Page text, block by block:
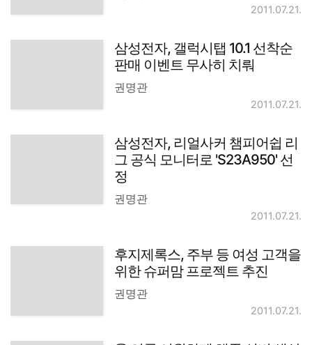
2011.07.21.
삼성전자, 갤럭시탭 10.1 선착순
판매 이벤트 무사히 치뤄
권명관
2011.07.21.
삼성전자, 리얼사커 챔피어쉽 리
그 공식 모니터로 'S23A950' 선
정
권명관
2011.07.21.
후지제록스, 주부 등 여성 고객을
위한 슈퍼맘 프로젝트 추진
권명관
2011.07.21.